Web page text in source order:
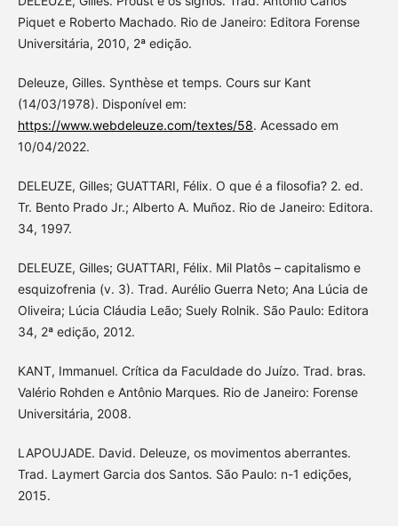
Piquet e Roberto Machado. Rio de Janeiro: Editora Forense
Universitária, 2010, 2ª edição.
Deleuze, Gilles. Synthèse et temps. Cours sur Kant
(14/03/1978). Disponível em:
https://www.webdeleuze.com/textes/58. Acessado em
10/04/2022.
DELEUZE, Gilles; GUATTARI, Félix. O que é a filosofia? 2. ed.
Tr. Bento Prado Jr.; Alberto A. Muñoz. Rio de Janeiro: Editora.
34, 1997.
DELEUZE, Gilles; GUATTARI, Félix. Mil Platôs – capitalismo e
esquizofrenia (v. 3). Trad. Aurélio Guerra Neto; Ana Lúcia de
Oliveira; Lúcia Cláudia Leão; Suely Rolnik. São Paulo: Editora
34, 2ª edição, 2012.
KANT, Immanuel. Crítica da Faculdade do Juízo. Trad. bras.
Valério Rohden e Antônio Marques. Rio de Janeiro: Forense
Universitária, 2008.
LAPOUJADE. David. Deleuze, os movimentos aberrantes.
Trad. Laymert Garcia dos Santos. São Paulo: n-1 edições,
2015.